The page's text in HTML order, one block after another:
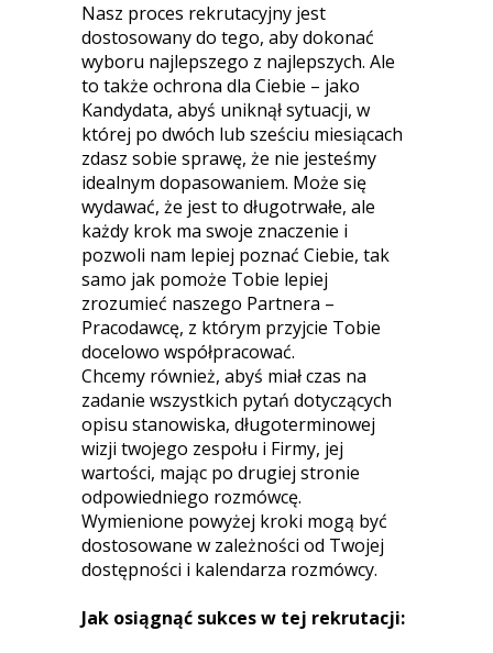
Nasz proces rekrutacyjny jest
dostosowany do tego, aby dokonać
wyboru najlepszego z najlepszych. Ale
to także ochrona dla Ciebie – jako
Kandydata, abyś uniknął sytuacji, w
której po dwóch lub sześciu miesiącach
zdasz sobie sprawę, że nie jesteśmy
idealnym dopasowaniem. Może się
wydawać, że jest to długotrwałe, ale
każdy krok ma swoje znaczenie i
pozwoli nam lepiej poznać Ciebie, tak
samo jak pomoże Tobie lepiej
zrozumieć naszego Partnera –
Pracodawcę, z którym przyjcie Tobie
docelowo współpracować.
Chcemy również, abyś miał czas na
zadanie wszystkich pytań dotyczących
opisu stanowiska, długoterminowej
wizji twojego zespołu i Firmy, jej
wartości, mając po drugiej stronie
odpowiedniego rozmówcę.
Wymienione powyżej kroki mogą być
dostosowane w zależności od Twojej
dostępności i kalendarza rozmówcy.
Jak osiągnąć sukces w tej rekrutacji: